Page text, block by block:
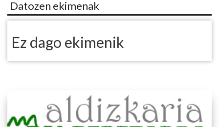
Datozen ekimenak
Ez dago ekimenik